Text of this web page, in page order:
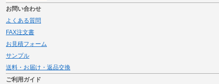
お問い合わせ
よくある質問
FAX注文書
お見積フォーム
サンプル
送料・お届け・返品交換
ご利用ガイド